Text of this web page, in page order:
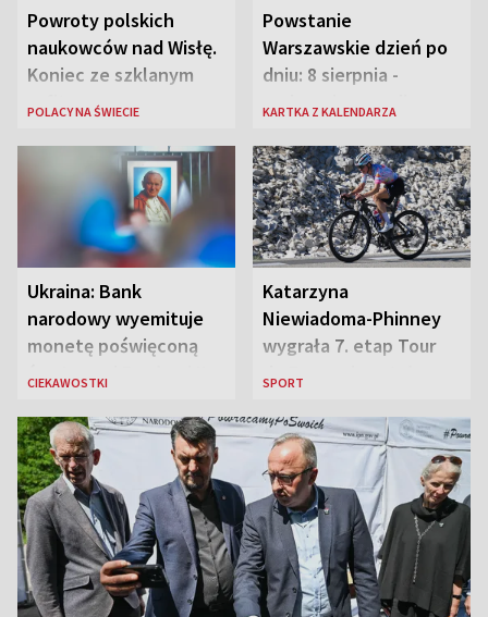
Powroty polskich
naukowców nad Wisłę.
Koniec ze szklanym
sufitem
POLACY NA ŚWIECIE
Powstanie
Warszawskie dzień po
dniu: 8 sierpnia -
rozbrzmiewa radio
„Antka Rozpylacza”
KARTKA Z KALENDARZA
Ukraina: Bank
narodowy wyemituje
monetę poświęconą
św. Janowi Pawłowi II
CIEKAWOSTKI
Katarzyna
Niewiadoma-Phinney
wygrała 7. etap Tour
de France i została
SPORT